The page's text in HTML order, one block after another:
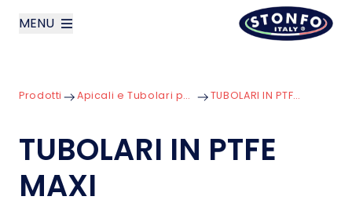
MENU
Prodotti
News
Prodotti Apicali e Tubolari per Vette TUBOLARI IN PTFE MAXI
TUBOLARI IN PTFE
MAXI